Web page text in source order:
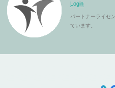
Login
パートナーライセ
ています。